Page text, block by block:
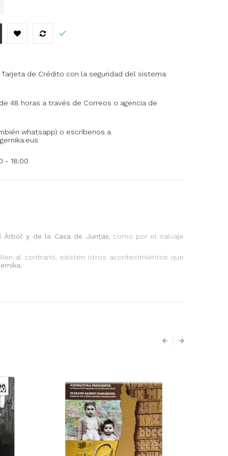
de Crédito con la seguridad del sistema
48 horas a través de Correos o agencia de
whatsapp) o escríbenos a
- 18:00
Árbol y de la Casa de Juntas , como por el salvaje
al contrario, existen otros acontecimientos que